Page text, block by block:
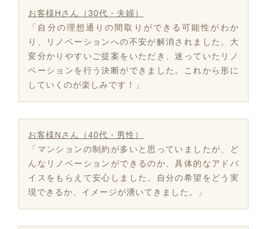
お客様Hさん（30代・夫婦）
「自分の理想通りの間取りができる可能性がわか
り、リノベーションへの不安が解消されました。大
変分かりやすいご提案をいただき、迷っていたリノ
ベーションを行う決断ができました。これから形に
していくのが楽しみです！」
お客様Nさん（40代・男性）
「マンションの制約が多いと思っていましたが、ど
んなリノベーションができるのか、具体的なアドバ
イスをもらえて安心しました。自分の希望をどう実
現できるか、イメージが湧いてきました。」